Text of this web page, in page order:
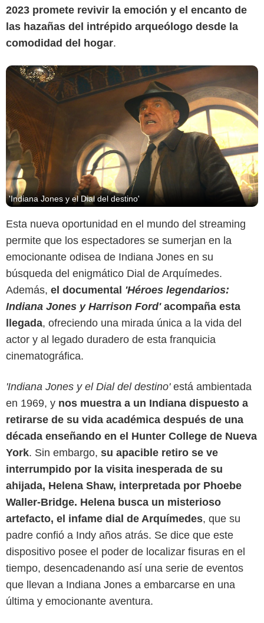
2023 promete revivir la emoción y el encanto de
las hazañas del intrépido arqueólogo desde la
comodidad del hogar.
'Indiana Jones y el Dial del destino'
Esta nueva oportunidad en el mundo del streaming
permite que los espectadores se sumerjan en la
emocionante odisea de Indiana Jones en su
búsqueda del enigmático Dial de Arquímedes.
Además, el documental 'Héroes legendarios:
Indiana Jones y Harrison Ford' acompaña esta
llegada, ofreciendo una mirada única a la vida del
actor y al legado duradero de esta franquicia
cinematográfica.
'Indiana Jones y el Dial del destino' está ambientada
en 1969, y nos muestra a un Indiana dispuesto a
retirarse de su vida académica después de una
década enseñando en el Hunter College de Nueva
York. Sin embargo, su apacible retiro se ve
interrumpido por la visita inesperada de su
ahijada, Helena Shaw, interpretada por Phoebe
Waller-Bridge. Helena busca un misterioso
artefacto, el infame dial de Arquímedes, que su
padre confió a Indy años atrás. Se dice que este
dispositivo posee el poder de localizar fisuras en el
tiempo, desencadenando así una serie de eventos
que llevan a Indiana Jones a embarcarse en una
última y emocionante aventura.
©Disney+